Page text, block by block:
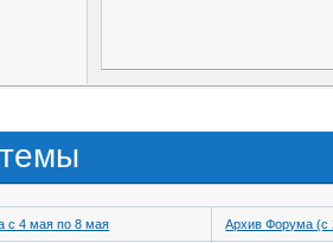
с 4 мая по 8 мая Архив Форума (с